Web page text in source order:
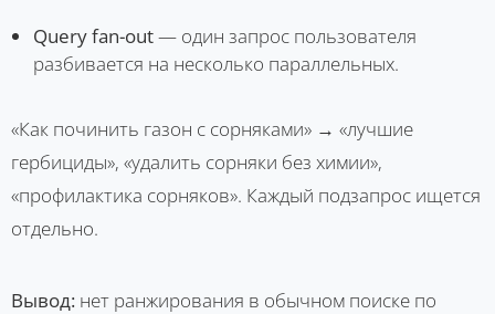
Query fan-out— один запрос пользователя
разбивается на несколько параллельных.
«Как починить газон с сорняками» → «лучшие
гербициды», «удалить сорняки без химии»,
«профилактика сорняков». Каждый подзапрос ищется
отдельно.
Вывод: нет ранжирования в обычном поиске по